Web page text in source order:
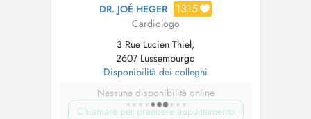
DR. JOÉ HEGER 1315
Cardiologo
3 Rue Lucien Thiel,
2607 Lussemburgo
Disponibilità dei colleghi
Nessuna disponibilità online
Chiamare per prendere appuntamento